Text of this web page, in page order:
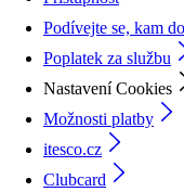
Podívejte se, kam
Poplatek za službu
Nastavení Cookies
Možnosti platby
itesco.cz
Clubcard